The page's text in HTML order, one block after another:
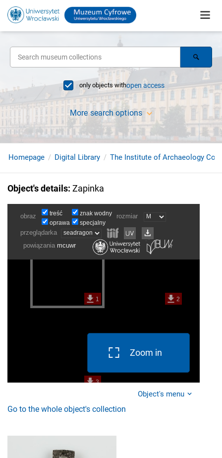
only objects withopen access
More search options
Homepage Digital Library The Institute of Archaeology
Object's details: Zapinka
Zoom in
Object's menu
Go to the whole object's collection